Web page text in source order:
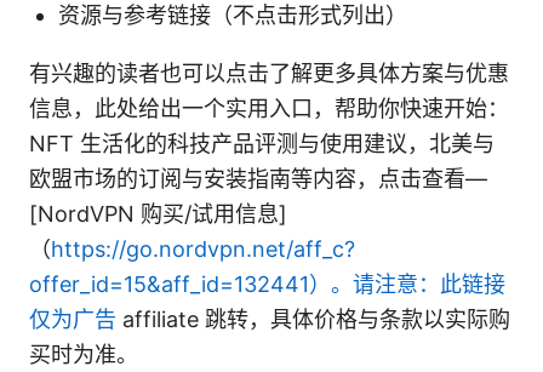
资源与参考链接（不点击形式列出）
有兴趣的读者也可以点击了解更多具体方案与优惠
信息，此处给出一个实用入口，帮助你快速开始：
NFT 生活化的科技产品评测与使用建议，北美与
欧盟市场的订阅与安装指南等内容，点击查看—
[NordVPN 购买/试用信息]
（https://go.nordvpn.net/aff_c?
offer_id=15&aff_id=132441）。请注意：此链接
仅为广告 affiliate 跳转，具体价格与条款以实际购
买时为准。